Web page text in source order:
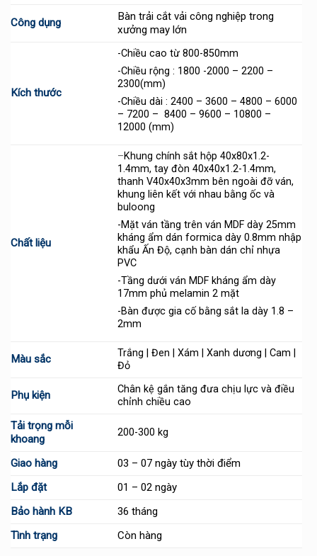
Công dụng
Bàn trải cắt vải công nghiệp trong
xưởng may lớn
Kích thước
-Chiều cao từ 800-850mm
-Chiều rộng : 1800 -2000 – 2200 –
2300(mm)
-Chiều dài : 2400 – 3600 – 4800 – 6000
– 7200 – 8400 – 9600 – 10800 –
12000 (mm)
Chất liệu
–Khung chính sắt hộp 40x80x1.2-
1.4mm, tay đòn 40x40x1.2-1.4mm,
thanh V40x40x3mm bên ngoài đỡ ván,
khung liên kết với nhau bằng ốc và
buloong
-Mặt ván tầng trên ván MDF dày 25mm
kháng ẩm dán formica dày 0.8mm nhập
khẩu Ấn Độ, cạnh bàn dán chỉ nhựa
PVC
-Tầng dưới ván MDF kháng ẩm dày
17mm phủ melamin 2 mặt
-Bàn được gia cố bằng sắt la dày 1.8 –
2mm
Màu sắc
Trắng | Đen | Xám | Xanh dương | Cam |
Đỏ
Phụ kiện
Chân kệ gắn tăng đưa chịu lực và điều
chỉnh chiều cao
Tải trọng mỗi
khoang
200-300 kg
Giao hàng
03 – 07 ngày tùy thời điểm
Lắp đặt
01 – 02 ngày
Bảo hành KB
36 tháng
Tình trạng
Còn hàng